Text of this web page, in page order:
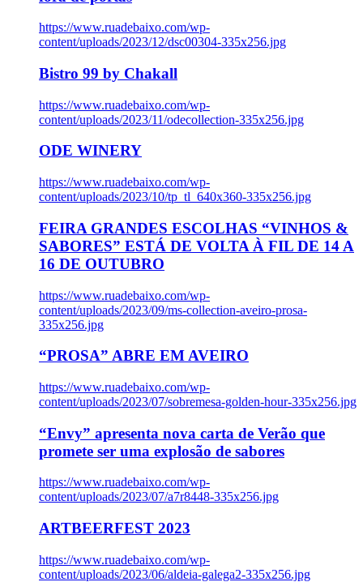
https://www.ruadebaixo.com/wp-
content/uploads/2023/12/dsc00304-335x256.jpg
Bistro 99 by Chakall
https://www.ruadebaixo.com/wp-
content/uploads/2023/11/odecollection-335x256.jpg
ODE WINERY
https://www.ruadebaixo.com/wp-
content/uploads/2023/10/tp_tl_640x360-335x256.jpg
FEIRA GRANDES ESCOLHAS “VINHOS &
SABORES” ESTÁ DE VOLTA À FIL DE 14 A
16 DE OUTUBRO
https://www.ruadebaixo.com/wp-
content/uploads/2023/09/ms-collection-aveiro-prosa-
335x256.jpg
“PROSA” ABRE EM AVEIRO
https://www.ruadebaixo.com/wp-
content/uploads/2023/07/sobremesa-golden-hour-335x256.jpg
“Envy” apresenta nova carta de Verão que
promete ser uma explosão de sabores
https://www.ruadebaixo.com/wp-
content/uploads/2023/07/a7r8448-335x256.jpg
ARTBEERFEST 2023
https://www.ruadebaixo.com/wp-
content/uploads/2023/06/aldeia-galega2-335x256.jpg